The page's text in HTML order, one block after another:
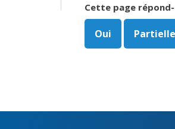
Cette page
Oui